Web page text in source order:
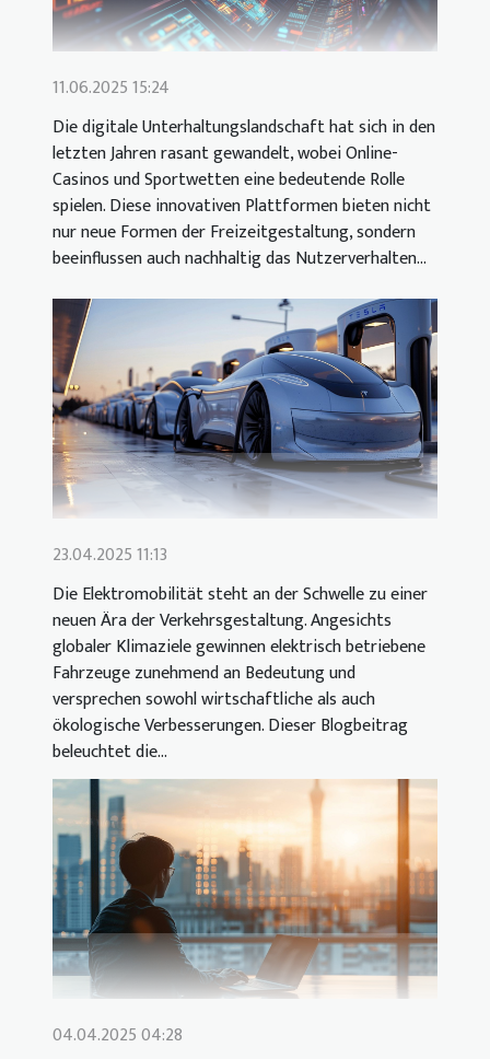
11.06.2025 15:24
Die digitale Unterhaltungslandschaft hat sich in den
letzten Jahren rasant gewandelt, wobei Online-
Casinos und Sportwetten eine bedeutende Rolle
spielen. Diese innovativen Plattformen bieten nicht
nur neue Formen der Freizeitgestaltung, sondern
beeinflussen auch nachhaltig das Nutzerverhalten...
23.04.2025 11:13
Die Elektromobilität steht an der Schwelle zu einer
neuen Ära der Verkehrsgestaltung. Angesichts
globaler Klimaziele gewinnen elektrisch betriebene
Fahrzeuge zunehmend an Bedeutung und
versprechen sowohl wirtschaftliche als auch
ökologische Verbesserungen. Dieser Blogbeitrag
beleuchtet die...
04.04.2025 04:28